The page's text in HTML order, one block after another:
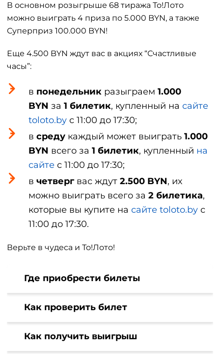
В основном розыгрыше 68 тиража То!Лото
можно выиграть 4 приза по 5.000 BYN, а также
Суперприз 100.000 BYN!
Еще 4.500 BYN ждут вас в акциях “Счастливые
часы”:
в понедельник разыграем 1.000
BYN за 1 билетик, купленный на сайте
toloto.by с 11:00 до 17:30;
в среду каждый может выиграть 1.000
BYN всего за 1 билетик, купленный на
сайте с 11:00 до 17:30;
в четвергвас ждут 2.500 BYN, их
можно выиграть всего за 2 билетика,
которые вы купите на сайте toloto.by с
11:00 до 17:30.
Верьте в чудеса и То!Лото!
Где приобрести билеты
Как проверить билет
Как получить выигрыш